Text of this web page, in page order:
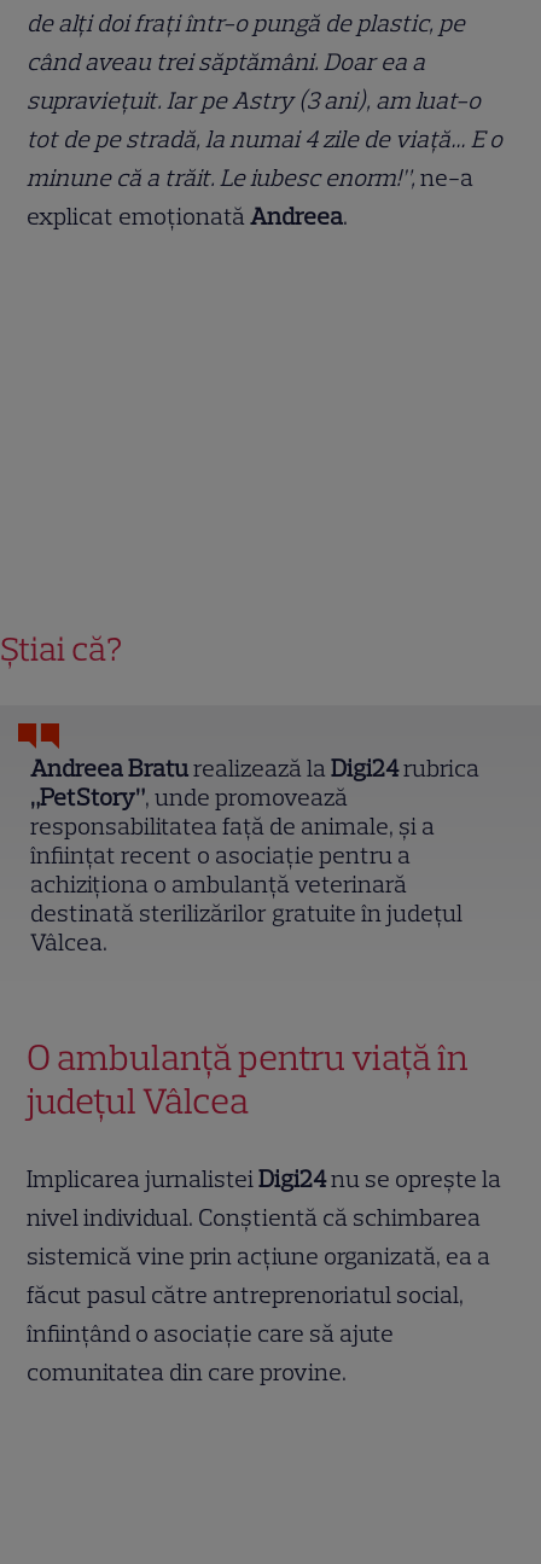
de alți doi frați într-o pungă de plastic, pe
când aveau trei săptămâni. Doar ea a
supraviețuit. Iar pe Astry (3 ani), am luat-o
tot de pe stradă, la numai 4 zile de viață… E o
minune că a trăit. Le iubesc enorm!”,ne-a
explicat emoționatăAndreea.
Știai că?
Andreea Braturealizează laDigi24rubrica
„PetStory”, unde promovează
responsabilitatea față de animale, și a
înființat recent o asociație pentru a
achiziționa o ambulanță veterinară
destinată sterilizărilor gratuite în județul
Vâlcea.
O ambulanță pentru viață în
județul Vâlcea
Implicarea jurnalisteiDigi24nu se oprește la
nivel individual. Conștientă că schimbarea
sistemică vine prin acțiune organizată, ea a
făcut pasul către antreprenoriatul social,
înființând o asociație care să ajute
comunitatea din care provine.